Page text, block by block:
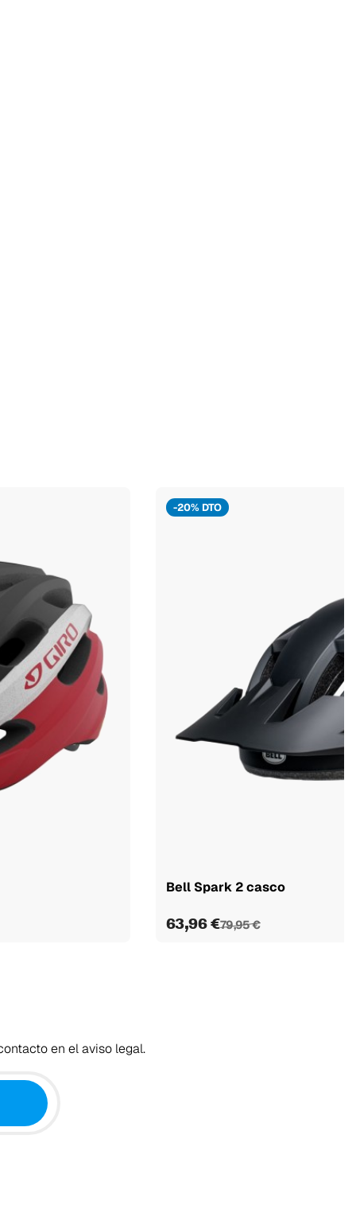
-20% DTO
Bell Spark 2 casco
63,96 €79,95 €
en el aviso legal.